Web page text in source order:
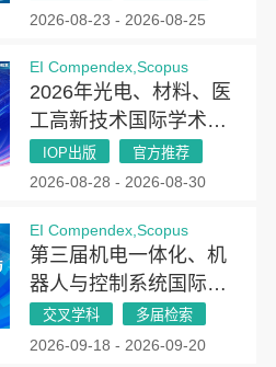
2026-08-23 - 2026-08-25
EI Compendex,Scopus
2026年光电、材料、医
工高新技术国际学术会
议暨第三届人工智能、
光电子学与光学技术国
2026）
IOP出版 官方推荐
2026-08-28 - 2026-08-30
EI Compendex,Scopus
第三届机电一体化、机
器人与控制系统国际学
术会议(MRCS 2026)
交叉学科 多届检索
2026-09-18 - 2026-09-20